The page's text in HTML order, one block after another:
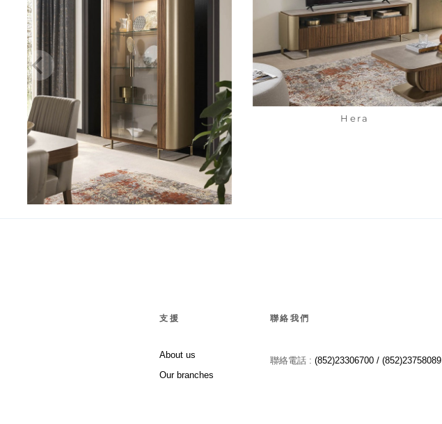
Hera
支援
About us
Our branches
聯絡我們
聯絡電話 : (852)23306700 / (852)23758089